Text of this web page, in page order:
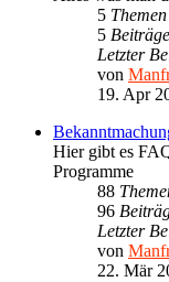
5 Themen
5 Beiträge
Letzter
von
19. Apr
Hier gibt es
Programme
88
96
Letzter
von
22. Mär